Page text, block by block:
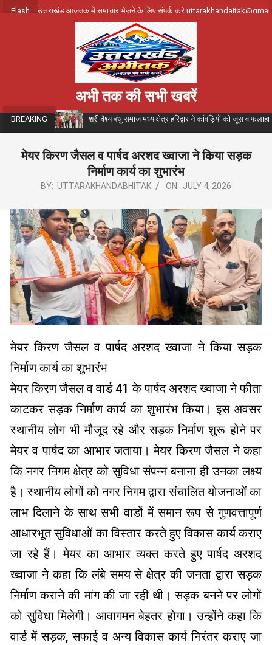
SkipFlash उत्तराखंड आजतक में समाचार भेजने के लिए संपर्क करे
अभी तक की सभी खबरें
BREAKING श्री वैश्य बंधु समाज मध्य क्षेत्र हरिद्वार ने कांवड़ियों को जूस व
मेयर किरण जैसल व पार्षद अरशद ख्वाजा ने किया सड़क
निर्माण कार्य का शुभारंभ
BY: UTTARAKHANDABHITAK ON: JULY 4, 2026
मेयर किरण जैसल व पार्षद अरशद ख्वाजा ने किया सड़क
निर्माण कार्य का शुभारंभ
मेयर किरण जैसल व वार्ड 41 के पार्षद अरशद ख्वाजा ने फीता
काटकर सड़क निर्माण कार्य का शुभारंभ किया। इस अवसर
स्थानीय लोग भी मौजूद रहे और सड़क निर्माण शुरू होने पर
मेयर व पार्षद का आभार जताया। मेयर किरण जैसल ने कहा
कि नगर निगम क्षेत्र को सुविधा संपन्न बनाना ही उनका लक्ष्य
है। स्थानीय लोगों को नगर निगम द्वारा संचालित योजनाओं का
लाभ दिलाने के साथ सभी वार्डो में समान रूप से गुणवत्तापूर्ण
आधारभूत सुविधाओं का विस्तार करते हुए विकास कार्य कराए
जा रहे हैं। मेयर का आभार व्यक्त करते हुए पार्षद अरशद
ख्वाजा ने कहा कि लंबे समय से क्षेत्र की जनता द्वारा सड़क
निर्माण कराने की मांग की जा रही थी। सड़क बनने पर लोगों
को सुविधा मिलेगी। आवागमन बेहतर होगा। उन्होंने कहा कि
वार्ड में सड़क, सफाई व अन्य विकास कार्य निरंतर कराए जा